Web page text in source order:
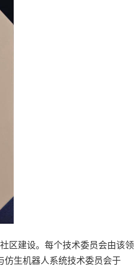
区建设。每个技术委员会由该领
仿生机器人系统技术委员会于